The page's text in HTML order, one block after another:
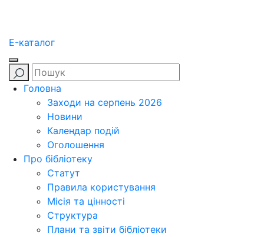
E-каталог
Головна
Заходи на серпень 2026
Новини
Календар подій
Оголошення
Про бібліотеку
Статут
Правила користування
Місія та цінності
Структура
Плани та звіти бібліотеки